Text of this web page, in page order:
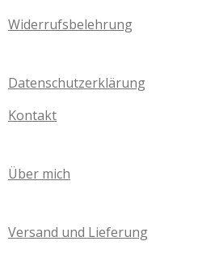
Widerrufsbelehrung
Datenschutzerklärung
Kontakt
Über mich
Versand und Lieferung